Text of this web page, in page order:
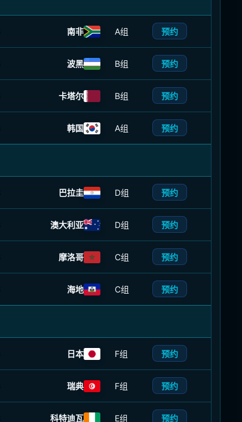
南非 A组 预约
波黑 B组 预约
卡塔尔 B组 预约
韩国 A组 预约
巴拉圭 D组 预约
澳大利亚 D组 预约
摩洛哥 C组 预约
海地 C组 预约
日本 F组 预约
瑞典 F组 预约
科特迪瓦 E组 预约